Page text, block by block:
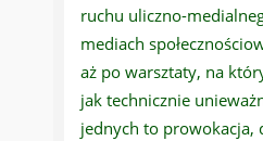
ruchu uliczno-
mediach
aż po warsztaty, na
jak technicznie
jednych to prowokacja,